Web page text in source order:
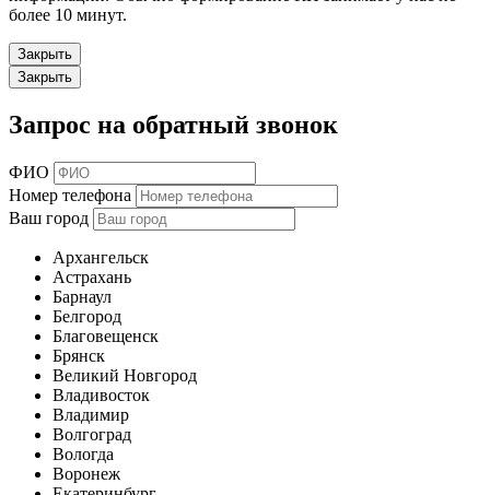
более 10 минут.
Закрыть
Закрыть
Запрос на обратный звонок
ФИО
Номер телефона
Ваш город
Архангельск
Астрахань
Барнаул
Белгород
Благовещенск
Брянск
Великий Новгород
Владивосток
Владимир
Волгоград
Вологда
Воронеж